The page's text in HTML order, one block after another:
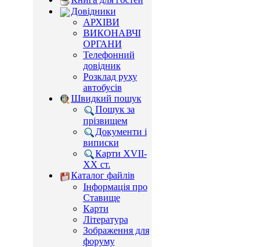
Довідники
АРХІВИ
ВИКОНАВЧІ
ОРГАНИ
Телефонний
довідник
Розклад руху
автобусів
Швидкий пошук
Пошук за
прізвищем
Документи і
виписки
Карти XVII-
XX ст.
Каталог файлів
Інформація про
Ставище
Карти
Література
Зображення для
форуму